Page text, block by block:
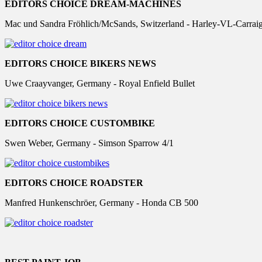
EDITORS CHOICE DREAM-MACHINES
Mac und Sandra Fröhlich/McSands, Switzerland - Harley-VL-
EDITORS CHOICE BIKERS NEWS
Uwe Craayvanger, Germany - Royal Enfield Bullet
EDITORS CHOICE CUSTOMBIKE
Swen Weber, Germany - Simson Sparrow 4/1
EDITORS CHOICE ROADSTER
Manfred Hunkenschröer, Germany - Honda CB 500